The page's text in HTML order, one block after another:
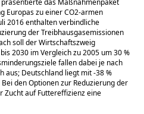
Europas zu einer CO2-armen
2016 enthalten verbindliche
der Treibhausgasemissionen
soll der Wirtschaftszweig
2030 im Vergleich zu 2005 um 30 %
fallen dabei je nach
aus; Deutschland liegt mit -38 %
den Optionen zur Reduzierung der
Zucht auf Futtereffizienz eine